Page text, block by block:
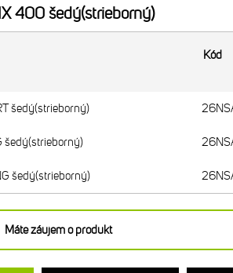
400 šedý(strieborný)
Kód
šedý(strieborný)
šedý(strieborný)
šedý(strieborný)
Máte záujem o produkt